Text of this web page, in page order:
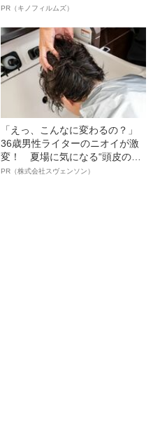
ルインタビュー“観客を魅了した
語る”《日本興収70億円突破》
PR（キノフィルムズ）
「えっ、こんなに変わるの？」
36歳男性ライターのニオイが激
変！ 夏場に気になる“頭皮のニ
オイ”や“ベタつき”を解消す
PR（株式会社スヴェンソン）